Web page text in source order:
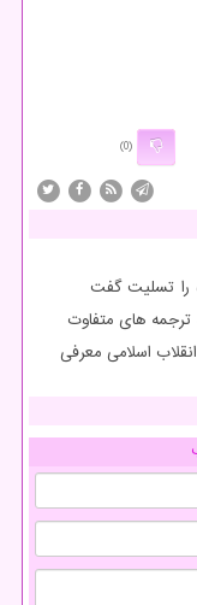
(0)
را تسلیت گفت
ترجمه های متفاوت
اسلامی معرفی